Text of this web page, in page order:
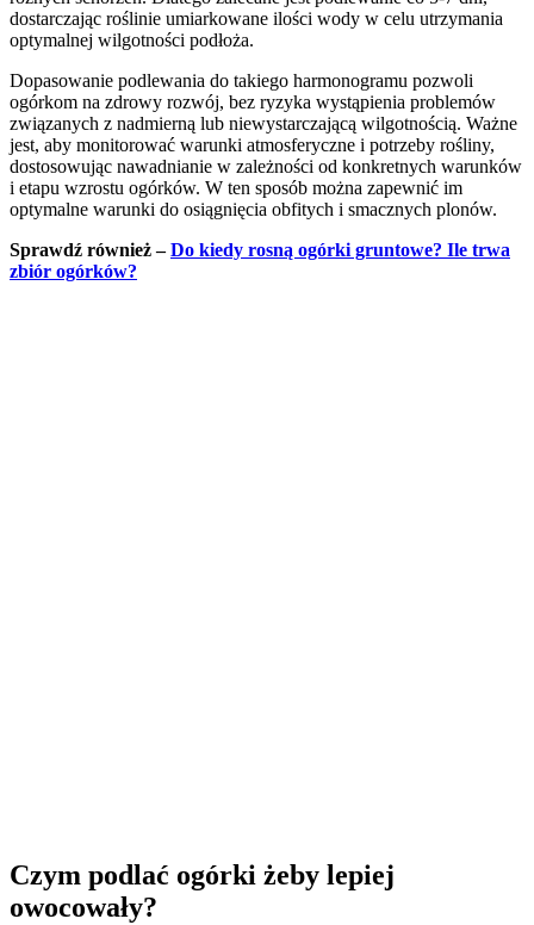
dostarczając roślinie umiarkowane ilości wody w celu utrzymania
optymalnej wilgotności podłoża.
Dopasowanie podlewania do takiego harmonogramu pozwoli
ogórkom na zdrowy rozwój, bez ryzyka wystąpienia problemów
związanych z nadmierną lub niewystarczającą wilgotnością. Ważne
jest, aby monitorować warunki atmosferyczne i potrzeby rośliny,
dostosowując nawadnianie w zależności od konkretnych warunków
i etapu wzrostu ogórków. W ten sposób można zapewnić im
optymalne warunki do osiągnięcia obfitych i smacznych plonów.
Sprawdź również –Do kiedy rosną ogórki gruntowe? Ile trwa
zbiór ogórków?
Czym podlać ogórki żeby lepiej
owocowały?